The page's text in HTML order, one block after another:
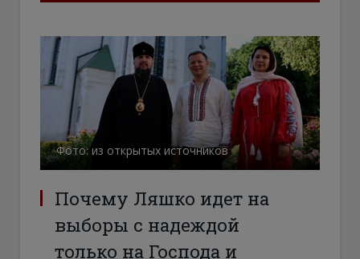
Фото: из открытых источников
Почему Ляшко идет на
выборы с надеждой
только на Господа и